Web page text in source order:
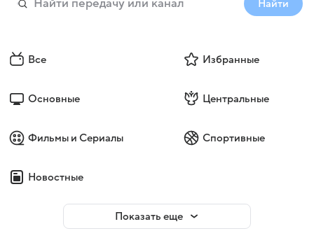
Найти
Все Избранные
Основные Центральные
Фильмы и Сериалы Спортивные
Новостные
Показать еще